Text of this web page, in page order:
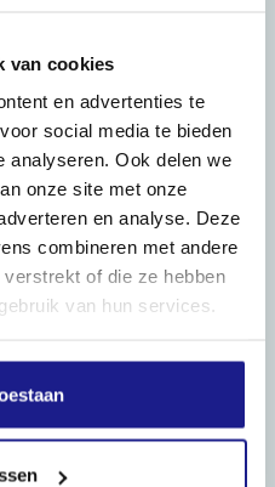
van cookies
en advertenties te
social media te bieden
analyseren. Ook delen we
onze site met onze
en analyse. Deze
combineren met andere
of die ze hebben
van hun services.
- 17:00